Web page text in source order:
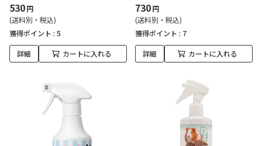
530円
(送料別・税込)
獲得ポイント : 5
詳細 カートに入れる
730円
(送料別・税込)
獲得ポイント : 7
詳細 カートに入れる